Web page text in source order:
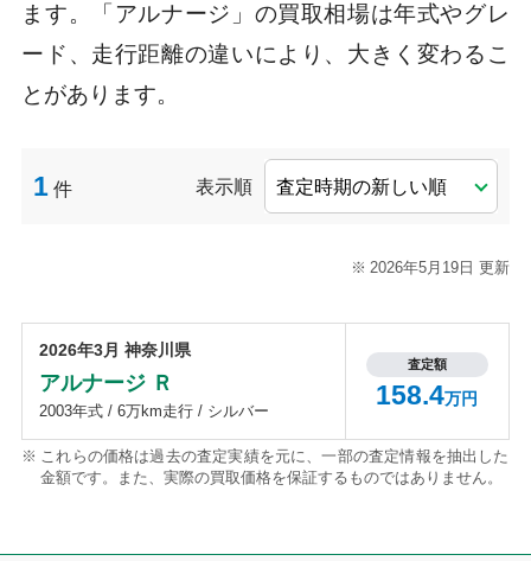
ます。「アルナージ」の買取相場は年式やグレ
ード、走行距離の違いにより、大きく変わるこ
とがあります。
1 件 表示順
2026年5月19日 更新
2026年3月 神奈川県
アルナージ Ｒ
2003年式 / 6万km走行 / シルバー
査定額
158.4万円
これらの価格は過去の査定実績を元に、一部の査定情報を抽出した
金額です。また、実際の買取価格を保証するものではありません。